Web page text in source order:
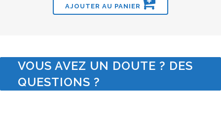
AJOUTER AU PANIER
VOUS AVEZ UN DOUTE ? DES
QUESTIONS ?